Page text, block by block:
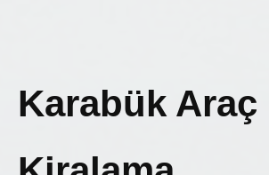
Karabük Araç